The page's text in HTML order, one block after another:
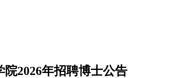
2026年招聘博士公告